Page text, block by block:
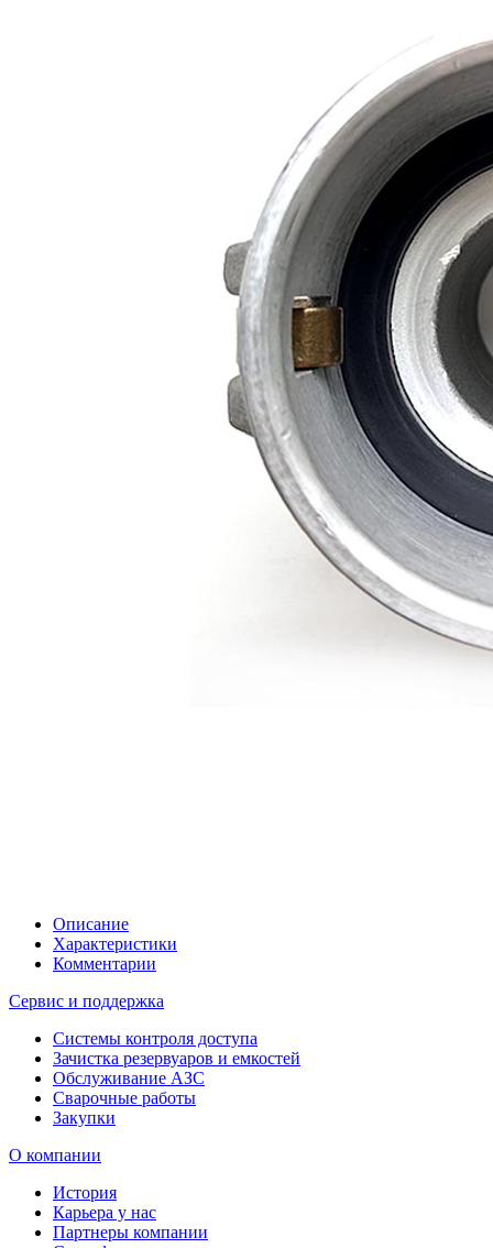
Описание
Характеристики
Комментарии
Сервис и поддержка
Системы контроля доступа
Зачистка резервуаров и емкостей
Обслуживание АЗС
Сварочные работы
Закупки
О компании
История
Карьера у нас
Партнеры компании